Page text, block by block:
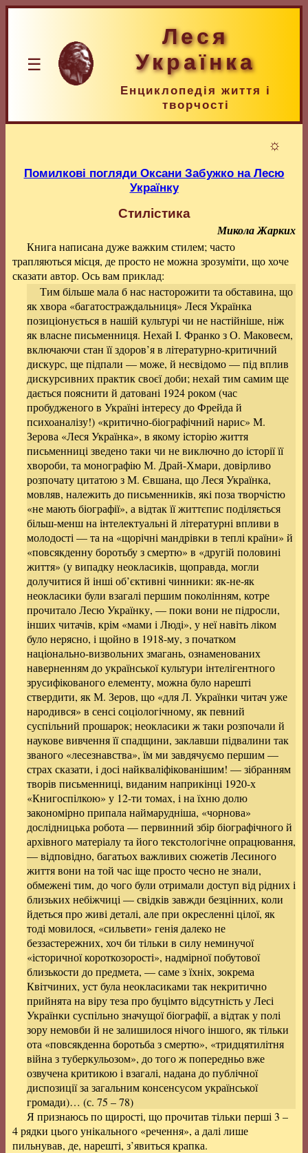
☰
Леся
Українка
Енциклопедія життя і
творчості
☼
Помилкові погляди Оксани Забужко на Лесю
Українку
Стилістика
Микола Жарких
Книга написана дуже важким стилем; часто
трапляються місця, де просто не можна зрозуміти, що хоче
сказати автор. Ось вам приклад:
Тим більше мала б нас насторожити та обставина, що
як хвора «багатостраждальниця» Леся Українка
позиціонується в нашій культурі чи не настійніше, ніж
як власне письменниця. Нехай І. Франко з О. Маковеєм,
включаючи стан її здоров’я в літературно-критичний
дискурс, ще підпали — може, й несвідомо — під вплив
дискурсивних практик своєї доби; нехай тим самим ще
дається пояснити й датовані 1924 роком (час
пробудженого в Україні інтересу до Фрейда й
психоаналізу!) «критично-біографічний нарис» М.
Зерова «Леся Українка», в якому історію життя
письменниці зведено таки чи не виключно до історії її
хвороби, та монографію М. Драй-Хмари, довірливо
розпочату цитатою з М. Євшана, що Леся Українка,
мовляв, належить до письменників, які поза творчістю
«не мають біографії», а відтак її життєпис поділяється
більш-менш на інтелектуальні й літературні впливи в
молодості — та на «щорічні мандрівки в теплі країни» й
«повсякденну боротьбу з смертю» в «другій половині
життя» (у випадку неокласиків, щоправда, могли
долучитися й інші об’єктивні чинники: як-не-як
неокласики були взагалі першим поколінням, котре
прочитало Лесю Українку, — поки вони не підросли,
інших читачів, крім «мами і Люді», у неї навіть ліком
було нерясно, і щойно в 1918-му, з початком
національно-визвольних змагань, ознаменованих
наверненням до української культури інтелігентного
зрусифікованого елементу, можна було нарешті
ствердити, як М. Зеров, що «для Л. Українки читач уже
народився» в сенсі соціологічному, як певний
суспільний прошарок; неокласики ж таки розпочали й
наукове вивчення її спадщини, заклавши підвалини так
званого «лесезнавства», їм ми завдячуємо першим —
страх сказати, і досі найкваліфікованішим! — зібранням
творів письменниці, виданим наприкінці 1920-х
«Книгоспілкою» у 12-ти томах, і на їхню долю
закономірно припала наймарудніша, «чорнова»
дослідницька робота — первинний збір біографічного й
архівного матеріалу та його текстологічне опрацювання,
— відповідно, багатьох важливих сюжетів Лесиного
життя вони на той час іще просто чесно не знали,
обмежені тим, до чого були отримали доступ від рідних і
близьких небіжчиці — свідків завжди безцінних, коли
йдеться про живі деталі, але при окресленні цілої, як
тоді мовилося, «сильвети» генія далеко не
беззастережних, хоч би тільки в силу неминучої
«історичної короткозорості», надмірної побутової
близькости до предмета, — саме з їхніх, зокрема
Квітчиних, уст була неокласиками так некритично
прийнята на віру теза про буцімто відсутність у Лесі
Українки суспільно значущої біографії, а відтак у полі
зору немовби й не залишилося нічого іншого, як тільки
ота «повсякденна боротьба з смертю», «тридцятилітня
війна з туберкульозом», до того ж попередньо вже
озвучена критикою і взагалі, надана до публічної
диспозиції за загальним консенсусом української
громади)… (с. 75 – 78)
Я признаюсь по щирості, що прочитав тільки перші 3 –
4 рядки цього унікального «речення», а далі лише
пильнував, де, нарешті, з’явиться крапка.